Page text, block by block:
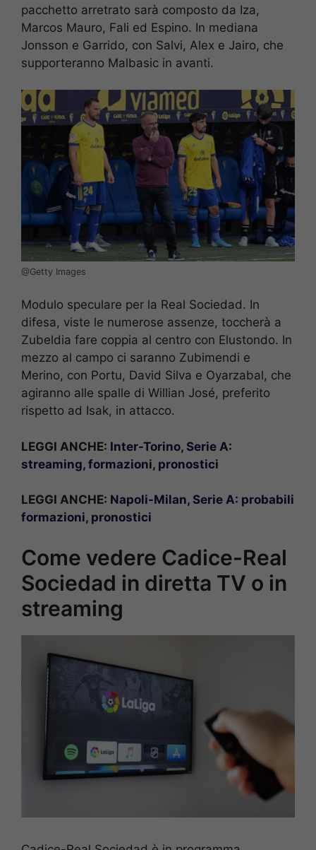
pacchetto arretrato sarà composto da Iza,
Marcos Mauro, Fali ed Espino. In mediana
Jonsson e Garrido, con Salvi, Alex e Jairo, che
supporteranno Malbasic in avanti.
@Getty Images
Modulo speculare per la Real Sociedad. In
difesa, viste le numerose assenze, toccherà a
Zubeldia fare coppia al centro con Elustondo. In
mezzo al campo ci saranno Zubimendi e
Merino, con Portu, David Silva e Oyarzabal, che
agiranno alle spalle di Willian José, preferito
rispetto ad Isak, in attacco.
LEGGI ANCHE: Inter-Torino, Serie A:
streaming, formazioni, pronostici
LEGGI ANCHE: Napoli-Milan, Serie A: probabili
formazioni, pronostici
Come vedere Cadice-Real
Sociedad in diretta TV o in
streaming